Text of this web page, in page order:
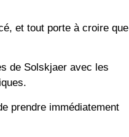
et tout porte à croire que
de Solskjaer avec les
prendre immédiatement